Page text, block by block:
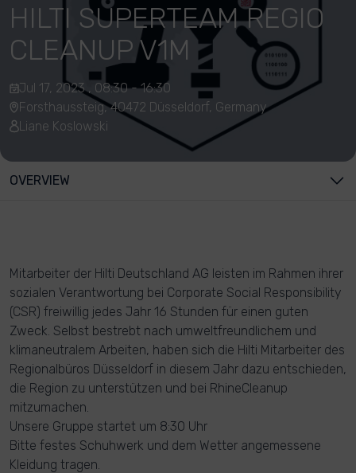
HILTI SUPERTEAM REGIO
CLEANUP V1M
Jul 17, 2023 , 08:30 - 16:30
Forsthaussteig, 40472 Düsseldorf, Germany
Liane Koslowski
OVERVIEW
Mitarbeiter der Hilti Deutschland AG leisten im Rahmen ihrer
sozialen Verantwortung bei Corporate Social Responsibility
(CSR) freiwillig jedes Jahr 16 Stunden für einen guten
Zweck. Selbst bestrebt nach umweltfreundlichem und
klimaneutralem Arbeiten, haben sich die Hilti Mitarbeiter des
Regionalbüros Düsseldorf in diesem Jahr dazu entschieden,
die Region zu unterstützen und bei RhineCleanup
mitzumachen.
Unsere Gruppe startet um 8:30 Uhr
Bitte festes Schuhwerk und dem Wetter angemessene
Kleidung tragen.